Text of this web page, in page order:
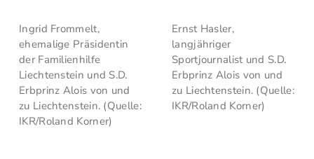
Ingrid Frommelt,
ehemalige Präsidentin
der Familienhilfe
Liechtenstein und S.D.
Erbprinz Alois von und
zu Liechtenstein. (Quelle:
IKR/Roland Korner)
Ernst Hasler,
langjähriger
Sportjournalist und S.D.
Erbprinz Alois von und
zu Liechtenstein. (Quelle:
IKR/Roland Korner)